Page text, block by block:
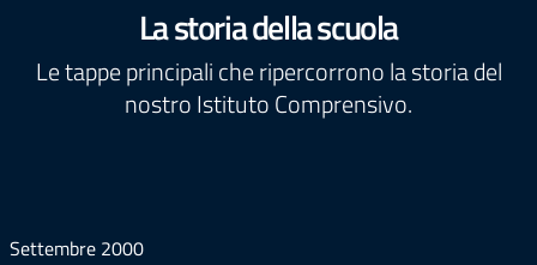
La storia della scuola
Le tappe principali che ripercorrono la storia del
nostro Istituto Comprensivo.
Settembre 2000